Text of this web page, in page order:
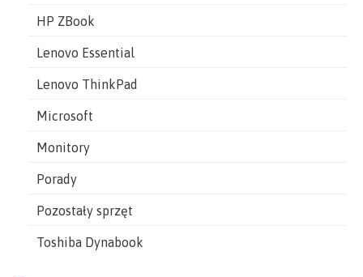
HP ZBook
Lenovo Essential
Lenovo ThinkPad
Microsoft
Monitory
Porady
Pozostały sprzęt
Toshiba Dynabook